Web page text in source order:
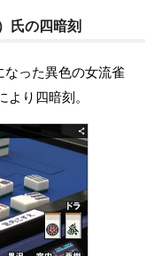
氏の四暗刻
った異色の女流雀
り四暗刻。